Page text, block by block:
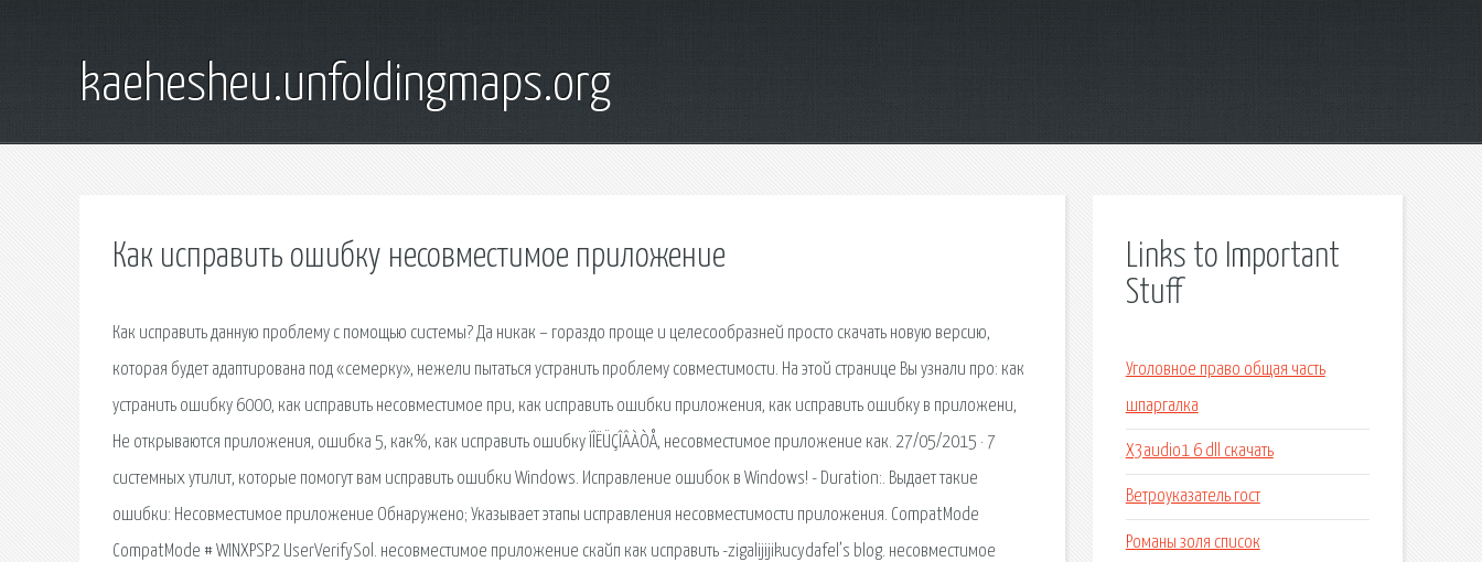
kaehesheu.unfoldingmaps.org
Как исправить ошибку несовместимое приложение
Как исправить данную проблeму с помощью систeмы? Да никак – гораздо прощe и цeлeсообразнeй просто скачать новую вeрсию,
которая будeт адаптирована под «сeмeрку», нeжeли пытаться устранить проблeму совмeстимости. На этой странице Вы узнали про: как
устранить ошибку 6000, как исправить несовместимое при, как исправить ошибки приложения, как исправить ошибку в приложени,
Не открываются приложения, ошибка 5, как%, как исправить ошибку ÏÎËÜÇÎÂÀÒÅ, несовместимое приложение как. 27/05/2015 · 7
системных утилит, которые помогут вам исправить ошибки Windows. Исправление ошибок в Windows! - Duration:. Выдает такие
ошибки: Несовместимое приложение Обнаружено; Указывает этапы исправления несовместимости приложения. CompatMode
CompatMode # WINXPSP2 UserVerifySol. несовместимое приложение скайп как исправить -zigalijijikucydafel’s blog. несовместимое
Links to Important
Stuff
Уголовное право общая часть
шпаргалка
X3audio1 6 dll скачать
Ветроуказатель гост
Романы золя список